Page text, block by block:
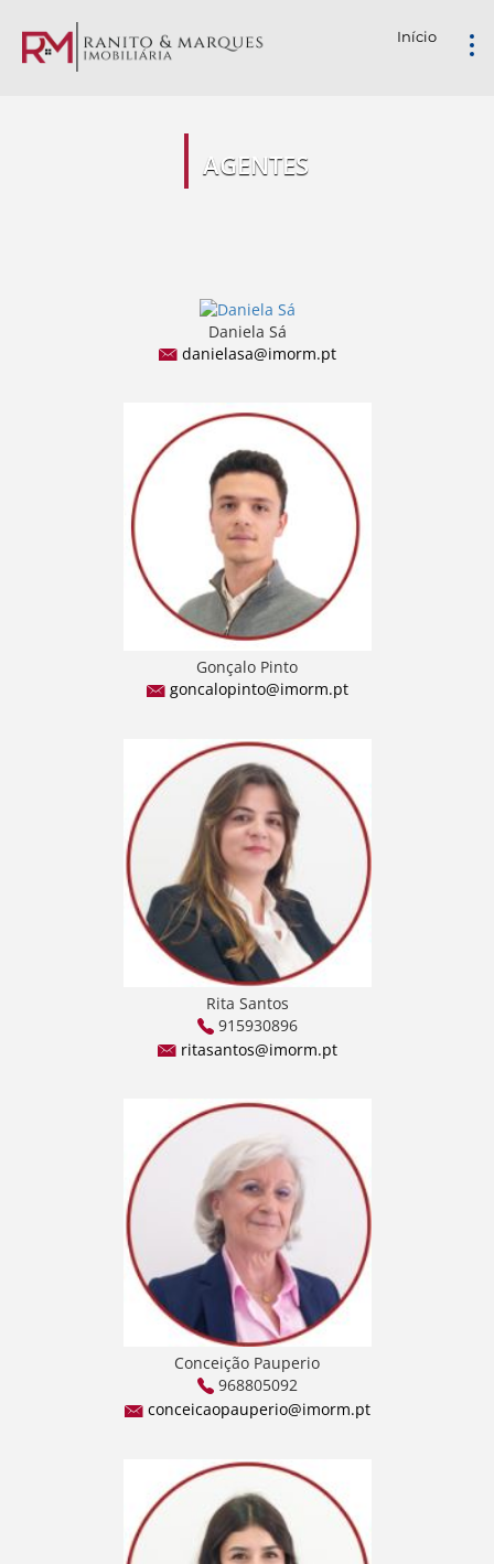
Início
AGENTES
Daniela Sá
danielasa@imorm.pt
Gonçalo Pinto
goncalopinto@imorm.pt
Rita Santos
915930896
ritasantos@imorm.pt
Conceição Pauperio
968805092
conceicaopauperio@imorm.pt